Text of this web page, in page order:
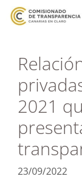
2021
23/09/2022